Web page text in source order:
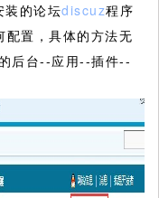
装的论坛discuz程序
配置，具体的方法无
后台--应用--插件--